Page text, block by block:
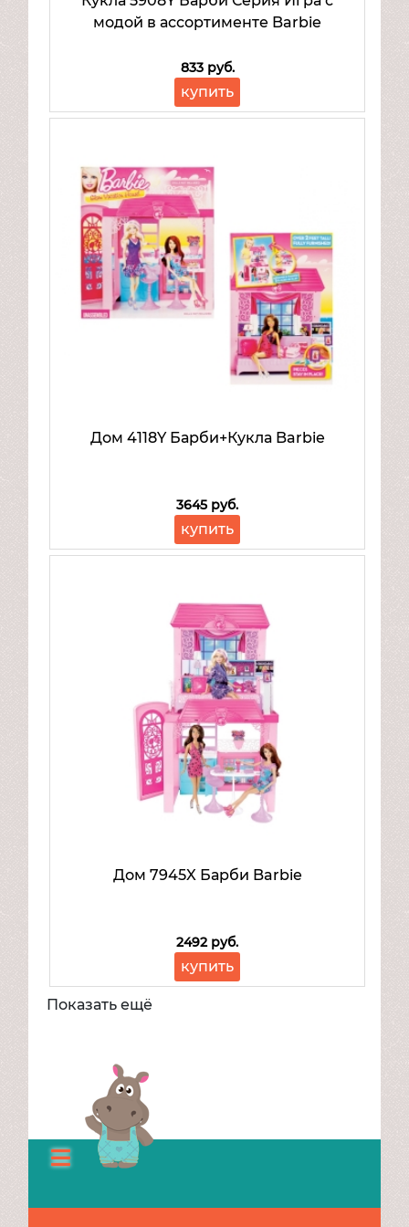
модой в ассортименте Barbie
833 руб.
купить
Дом 4118Y Барби+Кукла Barbie
3645 руб.
купить
Дом 7945X Барби Barbie
2492 руб.
купить
Показать ещё